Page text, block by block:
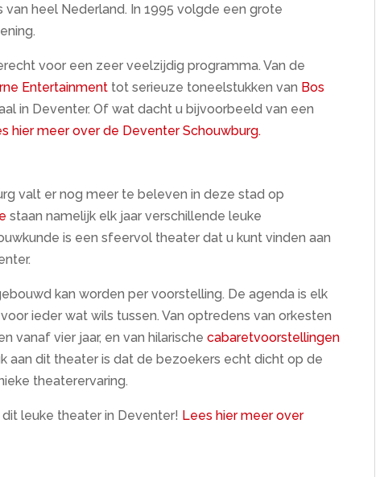
heel Nederland. In 1995 volgde een grote
voor een zeer veelzijdig programma. Van de
Entertainment tot serieuze toneelstukken van Bos
in Deventer. Of wat dacht u bijvoorbeeld van een
hier meer over de Deventer Schouwburg.
valt er nog meer te beleven in deze stad op
staan namelijk elk jaar verschillende leuke
is een sfeervol theater dat u kunt vinden aan
kan worden per voorstelling. De agenda is elk
ieder wat wils tussen. Van optredens van orkesten
vanaf vier jaar, en van hilarischecabaretvoorstellingen
aan dit theater is dat de bezoekers echt dicht op de
theaterervaring.
leuke theater in Deventer! Lees hier meer over